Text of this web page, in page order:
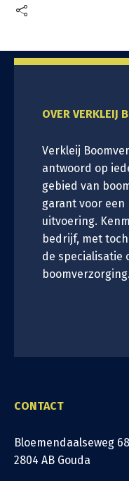
OVER VERKLEIJ
Verkleij
antwoord op
gebied van
garant voor
uitvoering.
bedrijf, met
de specialisatie
boomverzorging.
CONTACT
Bloemendaalseweg
2804 AB Gouda